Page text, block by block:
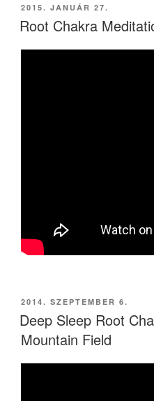
BEKÜLDVE:
2015. JANUÁR 27.
Root Chakra
BEKÜLDVE:
2014. SZEPTEMBER 6.
Deep Sleep Root
Mountain Field